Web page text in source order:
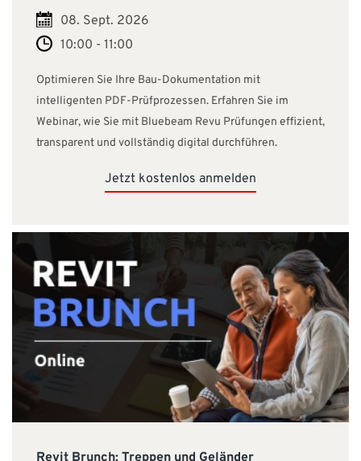
08. Sept. 2026
10:00 - 11:00
Optimieren Sie Ihre Bau-Dokumentation mit
intelligenten PDF-Prüfprozessen. Erfahren Sie im
Webinar, wie Sie mit Bluebeam Revu Prüfungen effizient,
transparent und vollständig digital durchführen.
Jetzt kostenlos anmelden
Revit Brunch: Treppen und Geländer